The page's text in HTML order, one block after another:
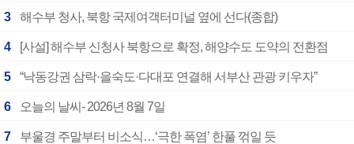
3 해수부 청사, 북항 국제여객터미널 옆에 선다(종합)
4 [사설] 해수부 신청사 북항으로 확정, 해양수도 도약의 전환점
5 “낙동강권 삼락·을숙도·다대포 연결해 서부산 관광 키우자”
6 오늘의 날씨- 2026년 8월 7일
7 부울경 주말부터 비소식…‘극한 폭염’ 한풀 꺾일 듯